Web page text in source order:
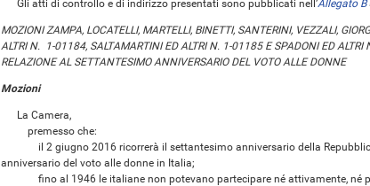
Gli atti di controllo e di indirizzo presentati sono pubblicati nell’Allegato B
MOZIONI ZAMPA, LOCATELLI, MARTELLI, BINETTI, SANTERINI, VEZZALI,
ALTRI N. 1-01184, SALTAMARTINI ED ALTRI N. 1-01185 E SPADONI ED
RELAZIONE AL SETTANTESIMO ANNIVERSARIO DEL VOTO ALLE DONNE
Mozioni
La Camera,
premesso che:
il 2 giugno 2016 ricorrerà il settantesimo anniversario della
anniversario del voto alle donne in Italia;
fino al 1946 le italiane non potevano partecipare né attivamente, né